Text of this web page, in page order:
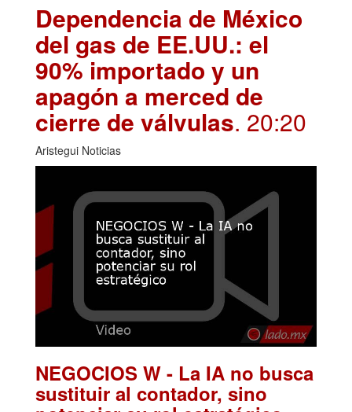
Dependencia de México
del gas de EE.UU.: el
90% importado y un
apagón a merced de
cierre de válvulas. 20:20
Aristegui Noticias
NEGOCIOS W - La IA no busca
sustituir al contador, sino